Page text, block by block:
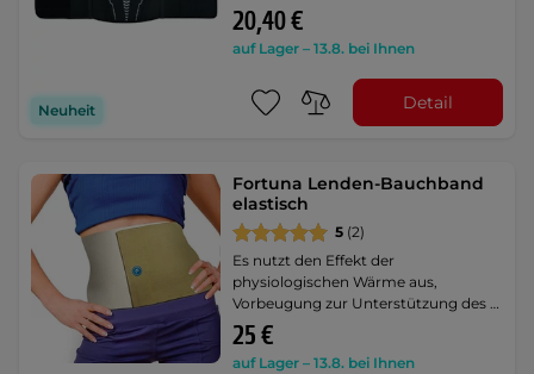
Neuheit
20,40 €
auf Lager – 13.8. bei Ihnen
Detail
Fortuna Lenden-Bauchband
elastisch
5 (2)
Es nutzt den Effekt der
physiologischen Wärme aus,
Vorbeugung zur Unterstützung des …
25 €
auf Lager – 13.8. bei Ihnen